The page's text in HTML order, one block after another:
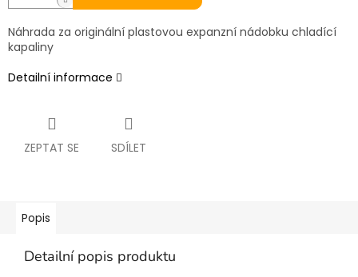
Náhrada za originální plastovou expanzní nádobku chladící
kapaliny
Detailní informace
ZEPTAT SE SDÍLET
Popis
Detailní popis produktu